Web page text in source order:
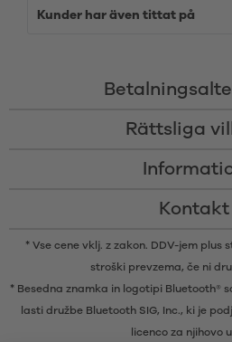
Kunder har även tittat på
Rättsliga
Kontakt
* Vse cene vklj. z zakon. DDV-jem plus
stroški prevzema, če ni
* Besedna znamka in logotipi Bluetooth®
lasti družbe Bluetooth SIG, Inc., ki je
licenco za njihovo